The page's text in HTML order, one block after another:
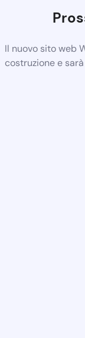
Il nuovo sito web
costruzione e